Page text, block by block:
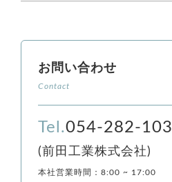
お問い合わせ
Contact
Tel.054-282-
(前田工業株式会社)
本社営業時間：8:00 ~ 17:00